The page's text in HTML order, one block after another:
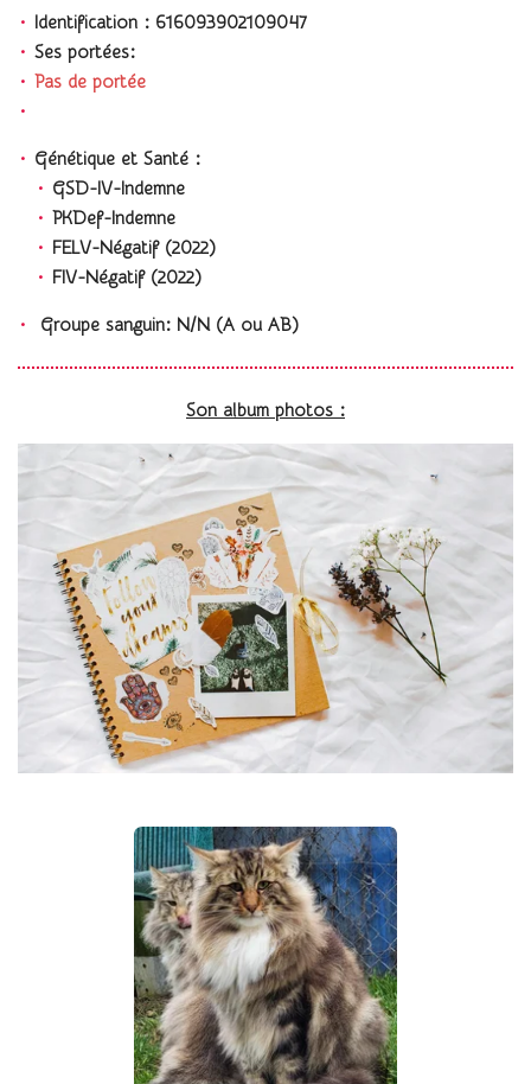
Identification : 616093902109047
Ses portées:
Pas de portée
Génétique et Santé :
GSD-IV-Indemne
PKDef-Indemne
FELV-Négatif (2022)
FIV-Négatif (2022)
Groupe sanguin: N/N (A ou AB)
Son album photos :